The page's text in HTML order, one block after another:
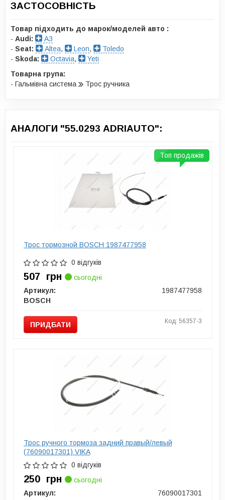
ЗАСТОСОВНІСТЬ
Товар підходить до марок/моделей авто :
- Audi:
A3
- Seat: Altea, Leon,
Toledo
- Skoda: Octavia,
Yeti
Товарна група:
- Гальмівна система
Трос ручника
АНАЛОГИ "55.0293 ADRIAUTO":
Трос тормозной BOSCH 1987477958
0 відгуків
507 грн
сьогодні
Артикул:
1987477958
BOSCH
ПРИДБАТИ Код: 56357-3
Топ продажів
Трос ручного тормоза задний правый/левый
(76090017301) VIKA
0 відгуків
250 грн
сьогодні
Артикул:
76090017301